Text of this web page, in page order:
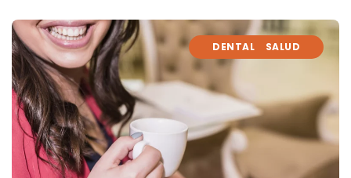
DENTAL SALUD